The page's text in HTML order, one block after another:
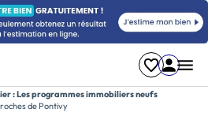
: Les programmes immobiliers neufs
de Pontivy